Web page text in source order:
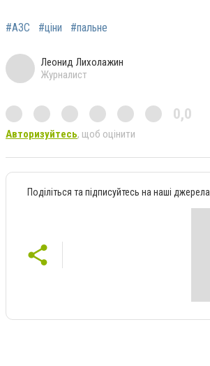
#АЗС #ціни #пальне
Леонид Лихолажин
Журналист
0,0
Авторизуйтесь, щоб оцінити
Поділіться та підписуйтесь на наші джерела